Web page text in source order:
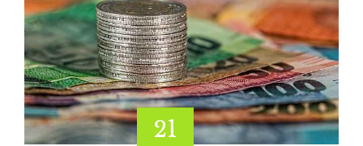
21